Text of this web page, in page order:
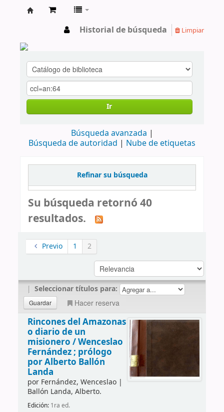
Historial de búsqueda Limpiar
Ir
Búsqueda avanzada
Búsqueda de autoridad
Nube de etiquetas
Refinar su búsqueda
Su búsqueda retornó 40
resultados.
Previo 1 2
| Seleccionar títulos para:
Hacer reserva
Rincones del Amazonas
o diario de un
misionero /Wenceslao
Fernández ; prólogo
por Alberto Ballón
Landa
por Fernández, Wenceslao|
Ballón Landa, Alberto.
Edición: 1ra ed.